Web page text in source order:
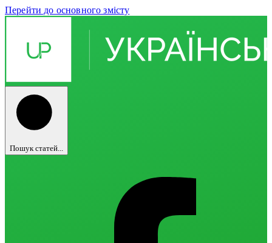
Перейти до основного змісту
Пошук статей...